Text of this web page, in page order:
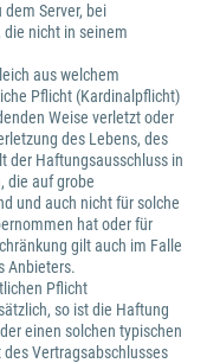
Server, bei
nicht in seinem
aus welchem
Pflicht (Kardinalpflicht)
Weise verletzt oder
des Lebens, des
der Haftungsausschluss in
die auf grobe
und auch nicht für solche
hat oder für
gilt auch im Falle
Anbieters.
Pflicht
so ist die Haftung
einen solchen typischen
Vertragsabschlusses